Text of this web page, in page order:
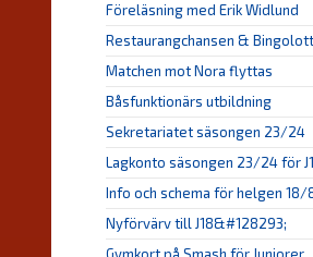
Föreläsning med Erik Widlund
Restaurangchansen &
Matchen mot Nora flyttas
Båsfunktionärs utbildning
Sekretariatet säsongen 23/24
Lagkonto säsongen 23/24 för
Info och schema för helgen
Nyförvärv till J18&#128293;